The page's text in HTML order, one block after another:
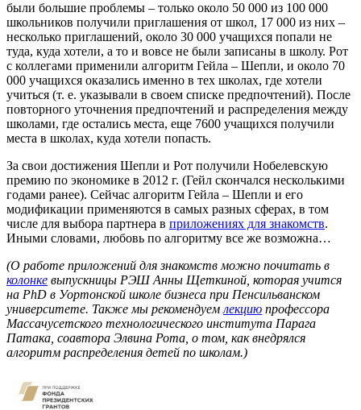
были большие проблемы – только около 50 000 из 100 000
школьников получили приглашения от школ, 17 000 из них –
несколько приглашений, около 30 000 учащихся попали не
туда, куда хотели, а то и вовсе не были записаны в школу. Рот
с коллегами применили алгоритм Гейла – Шепли, и около 70
000 учащихся оказались именно в тех школах, где хотели
учиться (т. е. указывали в своем списке предпочтений). После
повторного уточнения предпочтений и распределения между
школами, где остались места, еще 7600 учащихся получили
места в школах, куда хотели попасть.
За свои достижения Шепли и Рот получили Нобелевскую
премию по экономике в 2012 г. (Гейл скончался несколькими
годами ранее). Сейчас алгоритм Гейла – Шепли и его
модификации применяются в самых разных сферах, в том
числе для выбора партнера в приложениях для знакомств.
Иными словами, любовь по алгоритму все же возможна…
(О работе приложений для знакомств можно почитать в
колонке выпускницы РЭШ Анны Щеткиной, которая учится
на PhD в Уортонской школе бизнеса при Пенсильванском
университете. Также мы рекомендуем лекцию профессора
Массачусетского технологического института Парага
Патака, соавтора Элвина Рота, о том, как внедрялся
алгоритм распределения детей по школам.)